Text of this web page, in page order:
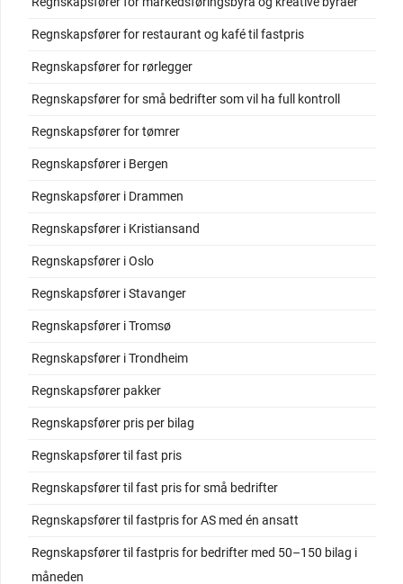
Regnskapsfører for restaurant og kafé til fastpris
Regnskapsfører for rørlegger
Regnskapsfører for små bedrifter som vil ha full kontroll
Regnskapsfører for tømrer
Regnskapsfører i Bergen
Regnskapsfører i Drammen
Regnskapsfører i Kristiansand
Regnskapsfører i Oslo
Regnskapsfører i Stavanger
Regnskapsfører i Tromsø
Regnskapsfører i Trondheim
Regnskapsfører pakker
Regnskapsfører pris per bilag
Regnskapsfører til fast pris
Regnskapsfører til fast pris for små bedrifter
Regnskapsfører til fastpris for AS med én ansatt
Regnskapsfører til fastpris for bedrifter med 50–150 bilag i
måneden